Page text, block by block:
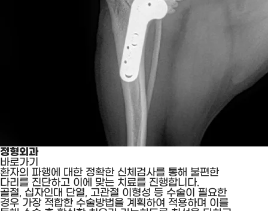
정형외과
바로가기
환자의 파행에 대한 정확한 신체검사를 통해 불편한
다리를 진단하고 이에 맞는 치료를 진행합니다.
골절, 십자인대 단열, 고관절 이형성 등 수술이 필요한
경우 가장 적합한 수술방법을 계획하여 적용하며 이를